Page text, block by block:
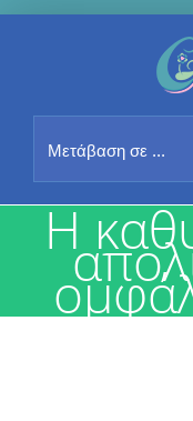
Μετάβαση σε ...
H